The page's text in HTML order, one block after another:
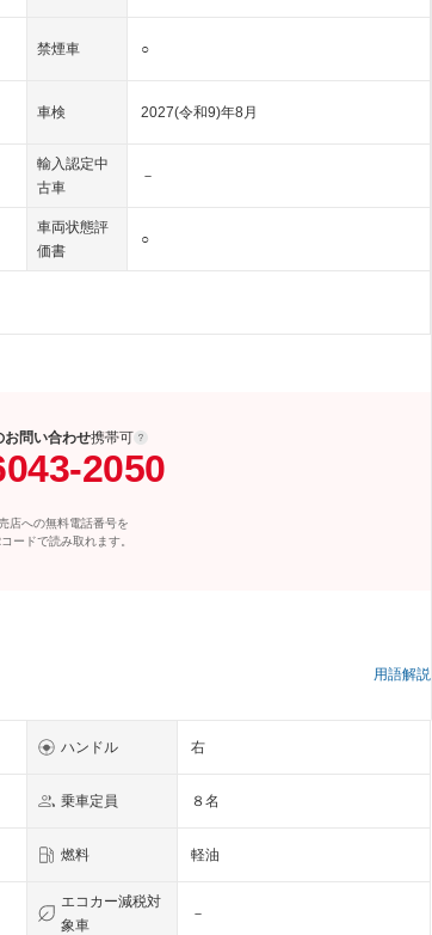
禁煙車 ○
車検 2027(令和9)年8月
輸入認定中
古車
－
車両状態評
価書
○
お問い合わせ携帯可
2050
店への無料電話番号を
ードで読み取れます。
用語解説
ハンドル 右
乗車定員 ８名
燃料 軽油
エコカー減税対
象車
－